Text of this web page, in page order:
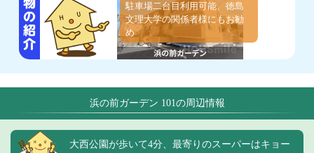
駐車場二台目利用可能、徳島
文理大学の関係者様にもお勧
め
浜の前ガーデン 101の周辺情報
大西公園が歩いて4分、最寄りのスーパーはキョー